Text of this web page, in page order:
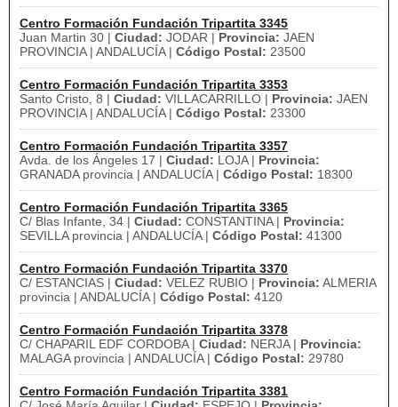
Centro Formación Fundación Tripartita 3345
Juan Martin 30 | Ciudad: JODAR | Provincia: JAEN
PROVINCIA | ANDALUCÍA | Código Postal: 23500
Centro Formación Fundación Tripartita 3353
Santo Cristo, 8 | Ciudad: VILLACARRILLO | Provincia: JAEN
PROVINCIA | ANDALUCÍA | Código Postal: 23300
Centro Formación Fundación Tripartita 3357
Avda. de los Ángeles 17 | Ciudad: LOJA | Provincia:
GRANADA provincia | ANDALUCÍA | Código Postal: 18300
Centro Formación Fundación Tripartita 3365
C/ Blas Infante, 34 | Ciudad: CONSTANTINA | Provincia:
SEVILLA provincia | ANDALUCÍA | Código Postal: 41300
Centro Formación Fundación Tripartita 3370
C/ ESTANCIAS | Ciudad: VELEZ RUBIO | Provincia: ALMERIA
provincia | ANDALUCÍA | Código Postal: 4120
Centro Formación Fundación Tripartita 3378
C/ CHAPARIL EDF CORDOBA | Ciudad: NERJA | Provincia:
MALAGA provincia | ANDALUCÍA | Código Postal: 29780
Centro Formación Fundación Tripartita 3381